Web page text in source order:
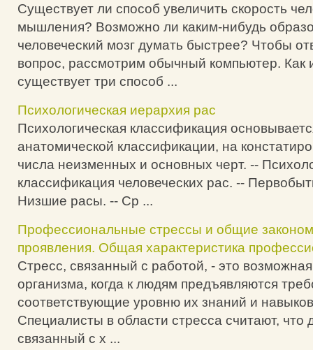
Существует ли способ увеличить скорость
мышления? Возможно ли каким-нибудь
человеческий мозг думать быстрее? Чтобы
вопрос, рассмотрим обычный компьютер. Как
существует три способ ...
Психологическая иерархия рас
Психологическая классификация
анатомической классификации, на
числа неизменных и основных черт. --
классификация человеческих рас. --
Низшие расы. -- Ср ...
Профессиональные стрессы и общие
проявления. Общая характеристика
Стресс, связанный с работой, - это
организма, когда к людям предъявляются
соответствующие уровню их знаний и
Специалисты в области стресса считают, что
связанный с х ...